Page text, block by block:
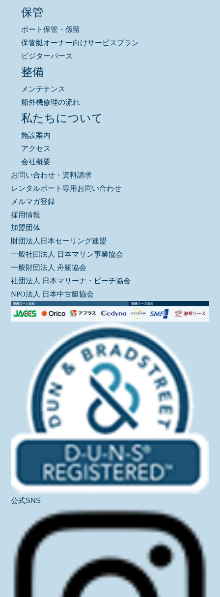
保管
ボート保管・係留
保管艇オーナー向けサービスプラン
ビジターバース
整備
メンテナンス
船外機修理の流れ
私たちについて
施設案内
アクセス
会社概要
お問い合わせ・資料請求
レンタルボート専用お問い合わせ
メルマガ登録
採用情報
加盟団体
財団法人日本セーリング連盟
一般社団法人 日本マリン事業協会
一般財団法人 舟艇協会
社団法人 日本マリーナ・ビーチ協会
NPO法人 日本中古艇協会
公式SNS